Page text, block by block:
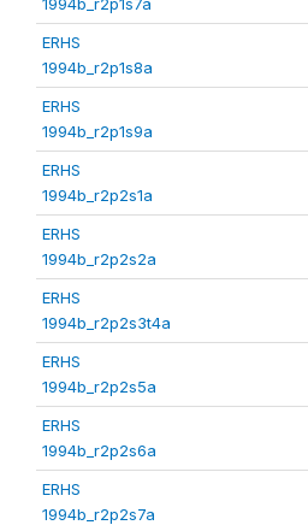
ERHS
1994b_r2p1s8a
ERHS
1994b_r2p1s9a
ERHS
1994b_r2p2s1a
ERHS
1994b_r2p2s2a
ERHS
1994b_r2p2s3t4a
ERHS
1994b_r2p2s5a
ERHS
1994b_r2p2s6a
ERHS
1994b_r2p2s7a